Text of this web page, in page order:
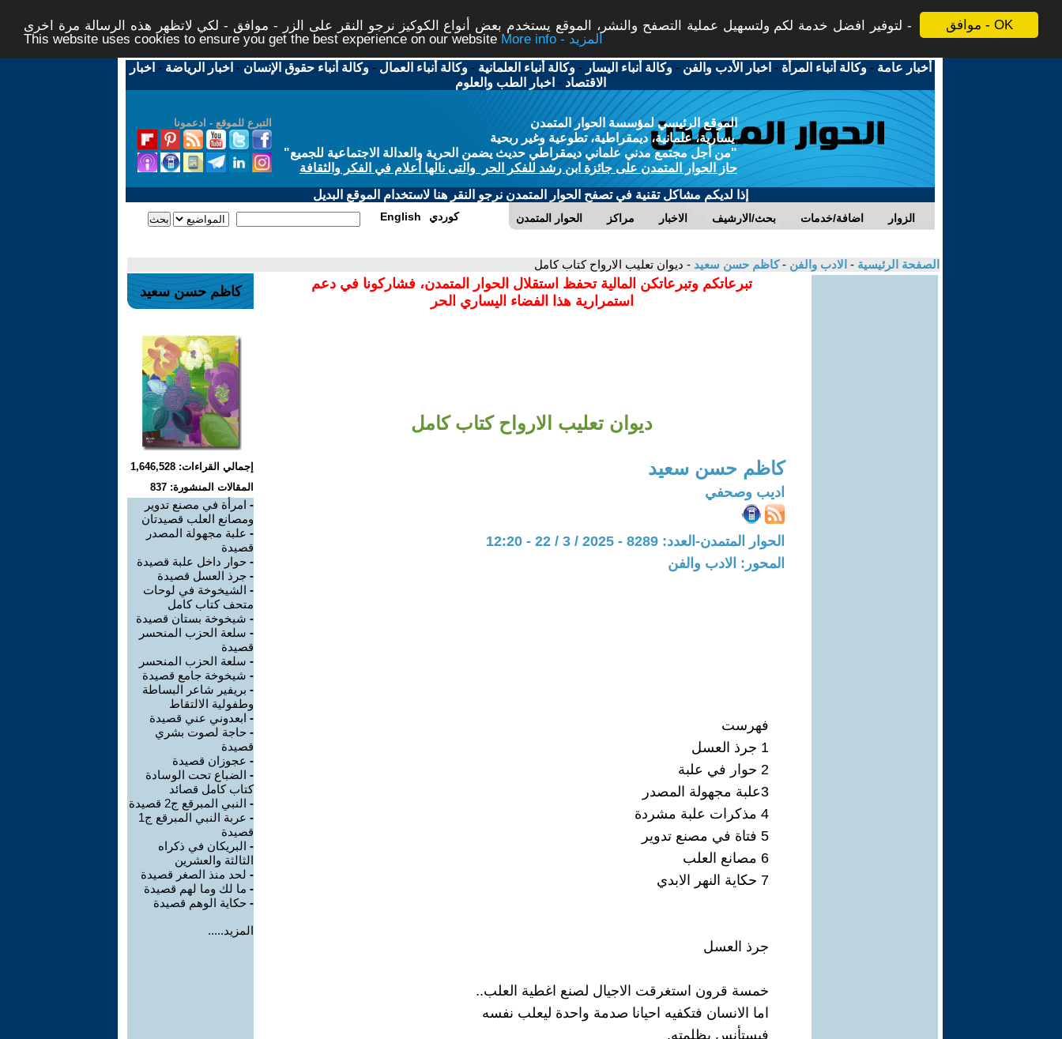
موافق - OK
لتوفير افضل خدمة لكم ولتسهيل عملية التصفح والنشر، الموقع يستخدم بعض أنواع الكوكيز نرجو النقر على الزر - موافق - لكي لاتظهر هذه الرسالة مرة اخرى -
This website uses cookies to ensure you get the best experience on our website
More info - المزيد
أخبار عامة -وكالة أنباء المرأة - اخبار الأدب والفن -وكالة أنباء اليسار -وكالة أنباء العلمانية -وكالة أنباء العمال -وكالة أنباء حقوق الإنسان - اخبار الرياضة - اخبار
الاقتصاد - اخبار الطب والعلوم
التبرع للموقع - ادعمونا
الموقع الرئيسي لمؤسسة الحوار المتمدن
يسارية، علمانية، ديمقراطية، تطوعية وغير ربحية
"من أجل مجتمع مدني علماني ديمقراطي حديث يضمن الحرية والعدالة الاجتماعية للجميع"
حاز الحوار المتمدن على جائزة ابن رشد للفكر الحر والتى نالها أعلام في الفكر والثقافة
إذا لديكم مشاكل تقنية في تصفح الحوار المتمدن نرجو النقر هنا لاستخدام الموقع البديل
الحوار المتمدن مراكز الاخبار بحث/الارشيف اضافة/خدمات الزوار English كوردي
الصفحة الرئيسية - الادب والفن -كاظم حسن سعيد - ديوان تعليب الارواح كتاب كامل
تبرعاتكم وتبرعاتكن المالية تحفظ استقلال الحوار المتمدن، فشاركونا في دعم
استمرارية هذا الفضاء اليساري الحر
ديوان تعليب الارواح كتاب كامل
كاظم حسن سعيد
اديب وصحفي
الحوار المتمدن-العدد: 8289 - 2025 / 3 / 22 - 12:20
المحور: الادب والفن
فهرست
1 جرذ العسل
2 حوار في علبة
3علبة مجهولة المصدر
4 مذكرات علبة مشردة
5 فتاة في مصنع تدوير
6 مصانع العلب
7 حكاية النهر الابدي
جرذ العسل
خمسة قرون استغرقت الاجيال لصنع اغطية العلب..
اما الانسان فتكفيه احيانا صدمة واحدة ليعلب نفسه
فيستأنس بظلمته.
كاظم حسن سعيد
إجمالي القراءات: 1,646,528
المقالات المنشورة: 837
- امرأة في مصنع تدوير
ومصانع العلب قصيدتان
- علبة مجهولة المصدر
قصيدة
- حوار داخل علبة قصيدة
- جرذ العسل قصيدة
- الشيخوخة في لوحات
متحف كتاب كامل
- شيخوخة بستان قصيدة
- سلعة الحزب المنحسر
قصيدة
- سلعة الحزب المنحسر
- شيخوخة جامع قصيدة
- بريفير شاعر البساطة
وطفولية الالتقاط
- ابعدوني عني قصيدة
- حاجة لصوت بشري
قصيدة
- عجوزان قصيدة
- الضباع تحت الوسادة
كتاب كامل قصائد
- النبي المبرقع ج2 قصيدة
-
عربة النبي المبرقع ج1
قصيدة
- البريكان في ذكراه
الثالثة والعشرين
- لحد منذ الصغر قصيدة
- ما لك وما لهم قصيدة
- حكاية الوهم قصيدة
المزيد.....